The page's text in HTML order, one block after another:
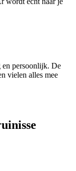
en persoonlijk. De
vielen alles mee